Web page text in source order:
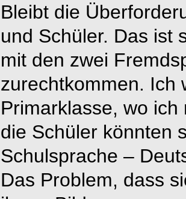
Bleibt die
und Schüler. Das ist
mit den zwei
zurechtkommen. Ich
Primarklasse, wo
die Schüler könnten
Schulsprache –
Das Problem, dass